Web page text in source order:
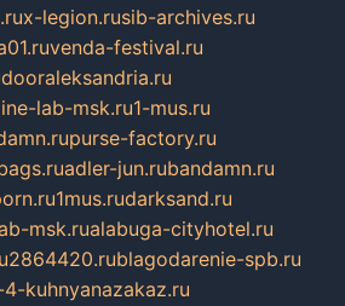
x-legion.rusib-archives.ru
venda-festival.ru
dooraleksandria.ru
lab-msk.ru1-mus.ru
purse-factory.ru
adler-jun.rubandamn.ru
1mus.rudarksand.ru
msk.rualabuga-cityhotel.ru
2864420.rublagodarenie-spb.ru
kuhnyanazakaz.ru